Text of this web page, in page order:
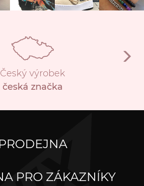
Český výrobek
česká značka
PRO ZÁKAZNÍKY